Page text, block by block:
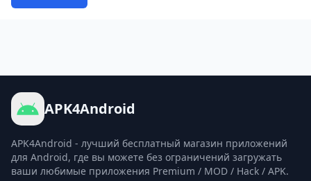
ситуациях. Эффективность этих предметов
боеголовка могут уничтожить тень врага. Конечно,
эти бонусы появляются случайным образом, и
использовать их удастся нечасто.
Графика и звук улучшились в игре Hunter Assassin 2
Хотя качество 2D-графики в Hunter Assassin 2
APK4Android
APK4Android - лучший бесплатный магазин приложений
для Android, где вы можете без ограничений загружать
ваши любимые приложения Premium / MOD / Hack / APK.